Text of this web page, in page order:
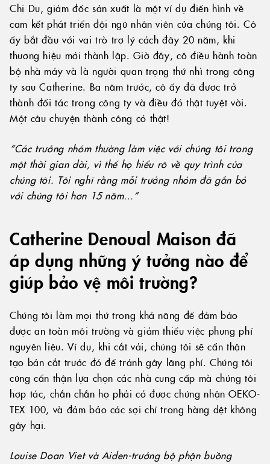
Chị Du, giám đốc sản xuất là một ví dụ điển hình về
cam kết phát triển đội ngũ nhân viên của chúng tôi. Cô
ấy bắt đầu với vai trò trợ lý cách đây 20 năm, khi
thương hiệu mới thành lập. Giờ đây, cô điều hành toàn
bộ nhà máy và là người quan trọng thứ nhì trong công
ty sau Catherine. Ba năm trước, cô ấy đã được trở
thành đối tác trong công ty và điều đó thật tuyệt vời.
Một câu chuyện thành công có thật!
“Các trưởng nhóm thường làm việc với chúng tôi trong
một thời gian dài, vì thế họ hiểu rõ về quy trình của
chúng tôi. Tôi nghĩ rằng mỗi trưởng nhóm đã gắn bó
với chúng tôi hơn 15 năm…”
Catherine Denoual Maison đã
áp dụng những ý tưởng nào để
giúp bảo vệ môi trường?
Chúng tôi làm mọi thứ trong khả năng để đảm bảo
được an toàn môi trường và giảm thiểu việc phung phí
nguyên liệu. Ví dụ, khi cắt vải, chúng tôi sẽ cẩn thận
tạo bản cắt trước đó để tránh gây lãng phí. Chúng tôi
cũng cẩn thận lựa chọn các nhà cung cấp mà chúng tôi
hợp tác, chắn chắn họ phải có được chứng nhận OEKO-
TEX 100, và đảm bảo các sợi chỉ trong hàng dệt không
gây hại.
Louise Doan Viet và Aiden-trưởng bộ phận buồng